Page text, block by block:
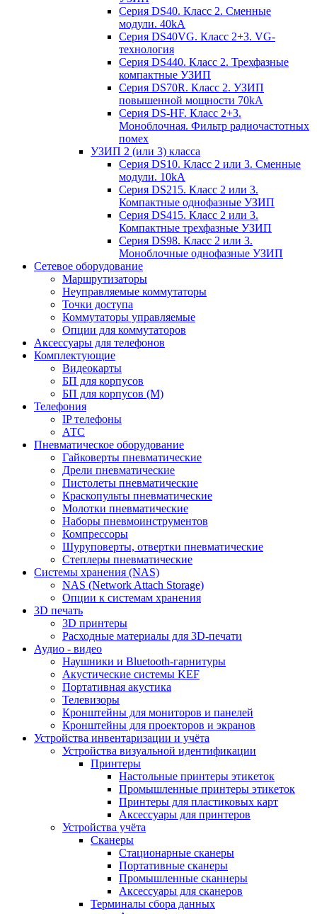
Серия DS40. Класс 2. Сменные
модули. 40kA
Серия DS40VG. Класс 2+3. VG-
технология
Серия DS440. Класс 2. Трехфазные
компактные УЗИП
Серия DS70R. Класс 2. УЗИП
повышенной мощности 70kA
Серия DS-HF. Класс 2+3.
Моноблочная. Фильтр радиочастотных
помех
УЗИП 2 (или 3) класса
Серия DS10. Класс 2 или 3. Сменные
модули. 10kA
Серия DS215. Класс 2 или 3.
Компактные однофазные УЗИП
Серия DS415. Класс 2 или 3.
Компактные трехфазные УЗИП
Серия DS98. Класс 2 или 3.
Моноблочные однофазные УЗИП
Сетевое оборудование
Маршрутизаторы
Неуправляемые коммутаторы
Точки доступа
Коммутаторы управляемые
Опции для коммутаторов
Аксессуары для телефонов
Комплектующие
Видеокарты
БП для корпусов
БП для корпусов (М)
Телефония
IP телефоны
АТС
Пневматическое оборудование
Гайковерты пневматические
Дрели пневматические
Пистолеты пневматические
Краскопульты пневматические
Молотки пневматические
Наборы пневмоинструментов
Компрессоры
Шуруповерты, отвертки пневматические
Степлеры пневматические
Cистемы хранения (NAS)
NAS (Network Attach Storage)
Опции к системам хранения
3D печать
3D принтеры
Расходные материалы для 3D-печати
Аудио - видео
Наушники и Bluetooth-гарнитуры
Акустические системы KEF
Портативная акустика
Телевизоры
Кронштейны для мониторов и панелей
Кронштейны для проекторов и экранов
Устройства инвентаризации и учёта
Устройства визуальной идентификации
Принтеры
Настольные принтеры этикеток
Промышленные принтеры этикеток
Принтеры для пластиковых карт
Аксессуары для принтеров
Устройства учёта
Сканеры
Стационарные сканеры
Портативные сканеры
Промышленные сканнеры
Аксессуары для сканеров
Терминалы сбора данных